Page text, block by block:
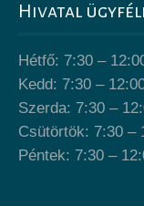
Hivatal
Hétfő: 7:30 –
Kedd: 7:30 –
Szerda: 7:30 –
Csütörtök: 7:30 –
Péntek: 7:30 –